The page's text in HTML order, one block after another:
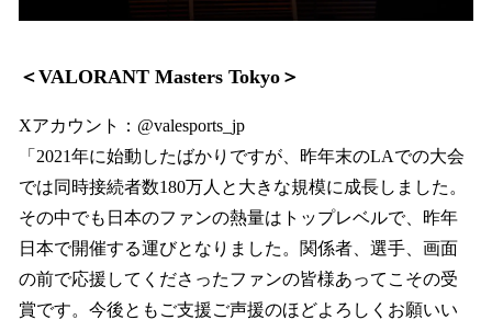
＜VALORANT Masters Tokyo＞
Xアカウント：@valesports_jp
「2021年に始動したばかりですが、昨年末のLAでの大会
では同時接続者数180万人と大きな規模に成長しました。
その中でも日本のファンの熱量はトップレベルで、昨年
日本で開催する運びとなりました。関係者、選手、画面
の前で応援してくださったファンの皆様あってこその受
賞です。今後ともご支援ご声援のほどよろしくお願いい